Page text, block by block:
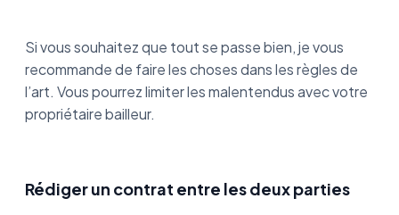
Si vous souhaitez que tout se passe bien, je vous
recommande de faire les choses dans les règles de
l’art. Vous pourrez limiter les malentendus avec votre
propriétaire bailleur.
Rédiger un contrat entre les deux parties